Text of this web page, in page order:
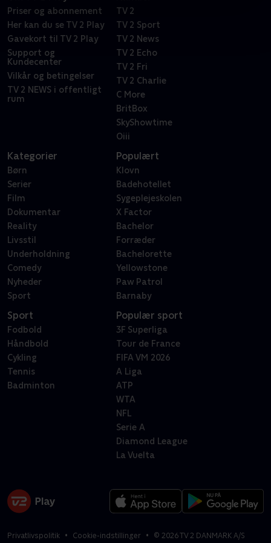
Priser og abonnement
Her kan du se TV 2 Play
Gavekort til TV 2 Play
Support og
Kundecenter
Vilkår og betingelser
TV 2 NEWS i offentligt
rum
TV 2
TV 2 Sport
TV 2 News
TV 2 Echo
TV 2 Fri
TV 2 Charlie
C More
BritBox
SkyShowtime
Oiii
Kategorier
Børn
Serier
Film
Dokumentar
Reality
Livsstil
Underholdning
Comedy
Nyheder
Sport
Populært
Klovn
Badehotellet
Sygeplejeskolen
X Factor
Bachelor
Forræder
Bachelorette
Yellowstone
Paw Patrol
Barnaby
Sport
Fodbold
Håndbold
Cykling
Tennis
Badminton
Populær sport
3F Superliga
Tour de France
FIFA VM 2026
A Liga
ATP
WTA
NFL
Serie A
Diamond League
La Vuelta
Privatlivspolitik Cookie-indstillinger © 2026TV 2 DANMARK A/S